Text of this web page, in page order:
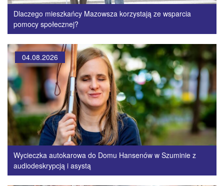
Dlaczego mieszkańcy Mazowsza korzystają ze wsparcia
pomocy społecznej?
04.08.2026
Wycieczka autokarowa do Domu Hansenów w Szuminie z
audiodeskrypcją i asystą